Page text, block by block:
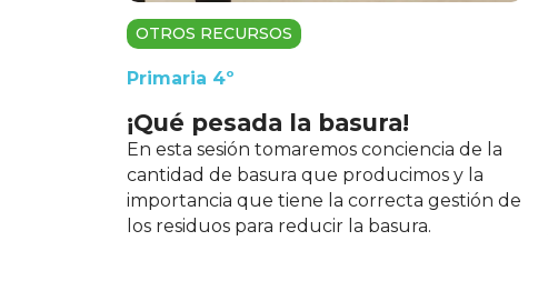
OTROS RECURSOS
Primaria 4º
¡Qué pesada la basura!
En esta sesión tomaremos conciencia de la
cantidad de basura que producimos y la
importancia que tiene la correcta gestión de
los residuos para reducir la basura.